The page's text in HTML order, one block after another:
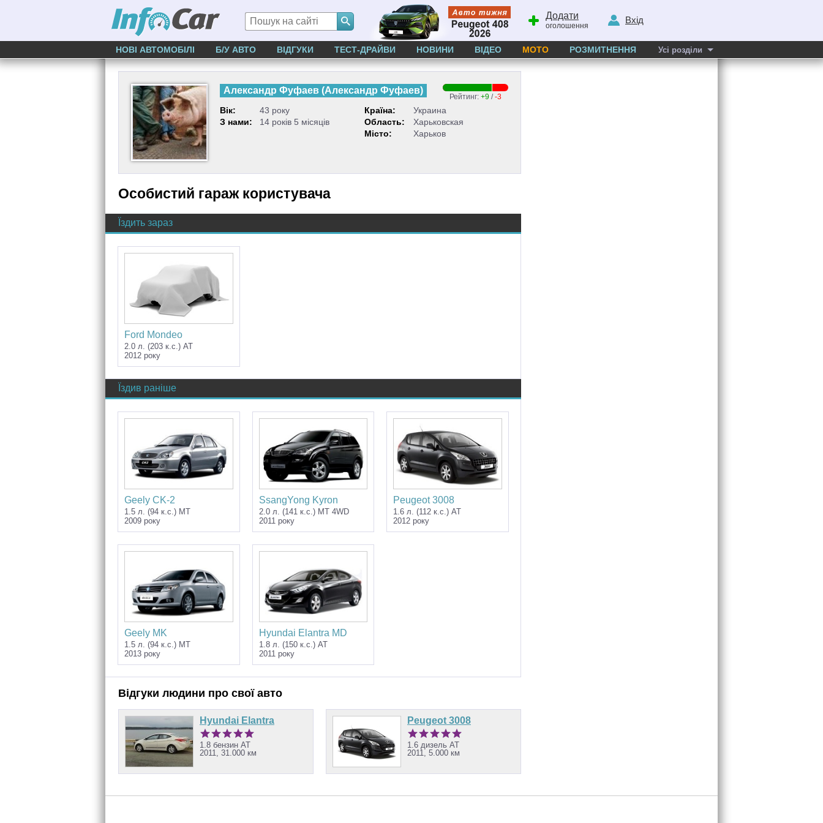
Додати
оголошення
Вхід
НОВІ АВТОМОБІЛІ Б/У АВТО ВІДГУКИ ТЕСТ-ДРАЙВИ НОВИНИ ВІДЕО МОТО РОЗМИТНЕННЯ Усі розділи
Александр Фуфаев (Александр Фуфаев)
Рейтинг: +9 /-3
Вік:
43 року
З нами:
14 років 5 місяців
Країна:
Украина
Область:
Харьковская
Місто:
Харьков
Особистий гараж користувача
Їздить зараз
Ford Mondeo
2.0 л. (203 к.с.) AT
2012 року
Їздив раніше
Geely CK-2
1.5 л. (94 к.с.) MT
2009 року
SsangYong Kyron
2.0 л. (141 к.с.) MT 4WD
2011 року
Peugeot 3008
1.6 л. (112 к.с.) AT
2012 року
Geely MK
1.5 л. (94 к.с.) MT
2013 року
Hyundai Elantra MD
1.8 л. (150 к.с.) AT
2011 року
Відгуки людини про свої авто
Hyundai Elantra
1.8 бензин AT
2011, 31.000 км
Peugeot 3008
1.6 дизель AT
2011, 5.000 км